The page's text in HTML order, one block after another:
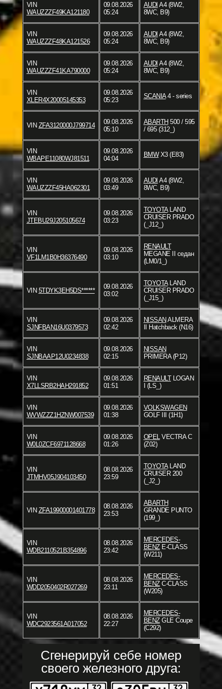
VIN
WAUZZZF49KA121180
09.08.2026
05:24
AUDI A4 (8W2,
8WC, B9)
VIN
WAUZZZF48KA121526
09.08.2026
05:24
AUDI A4 (8W2,
8WC, B9)
VIN
WAUZZZF41KA790000
09.08.2026
05:24
AUDI A4 (8W2,
8WC, B9)
VIN
XLER4X20005145353
09.08.2026
05:23
SCANIA4 - series
VIN ZFA3120000J799714
09.08.2026
05:10
ABARTH500 / 595
/ 695 (312_)
VIN
WBAPE11080WJ81511
09.08.2026
04:04
BMWX3 (E83)
VIN
WAUZZZF45HA062301
09.08.2026
03:49
AUDI A4 (8W2,
8WC, B9)
VIN
JTEBU29J205105674
09.08.2026
03:23
TOYOTALAND
CRUISER PRADO
(_J12_)
VIN
VF1LM1B0H36376490
09.08.2026
03:10
RENAULT
MEGANE II седан
(LM0/1_)
VIN 5TDYK3EH5DS******
09.08.2026
03:02
TOYOTALAND
CRUISER PRADO
(_J15_)
VIN
SJNFBAN16U0379573
09.08.2026
02:42
NISSANALMERA
II Hatchback (N16)
VIN
SJNBAAP12U0234838
09.08.2026
02:15
NISSAN
PRIMERA (P12)
VIN
X7LLSRB2HAH291852
09.08.2026
01:51
RENAULTLOGAN
I (LS_)
VIN
WVWZZZ1HZNW007539
09.08.2026
01:38
VOLKSWAGEN
GOLF III (1H1)
VIN
W0L0ZCF6971128668
09.08.2026
01:26
OPEL VECTRA C
(Z02)
VIN
JTMHV05J904103450
08.08.2026
23:59
TOYOTALAND
CRUISER 200
(_J2_)
VIN ZFA19900001401778
08.08.2026
23:53
ABARTH
GRANDE PUNTO
(199_)
VIN
WDB2110521B354896
08.08.2026
23:42
MERCEDES-
BENZE-CLASS
(W211)
VIN
WDD2050402R027269
08.08.2026
23:11
MERCEDES-
BENZC-CLASS
(W205)
VIN
WDC2923561A017052
08.08.2026
22:27
MERCEDES-
BENZGLE Coupe
(C292)
Сгенерируй себе номер
своего железного друга: